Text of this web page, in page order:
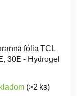
fólia TCL
30E - Hydrogel
(>2 ks)